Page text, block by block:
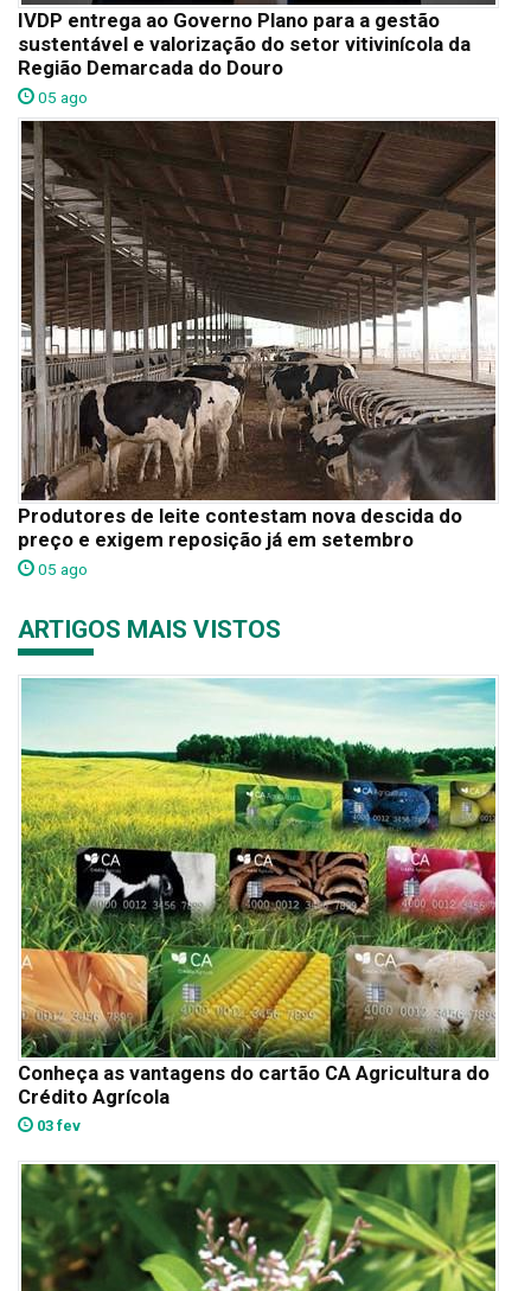
IVDP entrega ao Governo Plano para a gestão
sustentável e valorização do setor vitivinícola da
Região Demarcada do Douro
05 ago
Produtores de leite contestam nova descida do
preço e exigem reposição já em setembro
05 ago
ARTIGOS MAIS VISTOS
Conheça as vantagens do cartão CA Agricultura do
Crédito Agrícola
03 fev